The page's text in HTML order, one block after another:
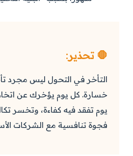
🛑 تحذير:
التأخر في التحول ليس مجرد
خسارة. كل يوم يؤخرك عن
يوم تفقد فيه كفاءة، وتخسر
فجوة تنافسية مع الشركات